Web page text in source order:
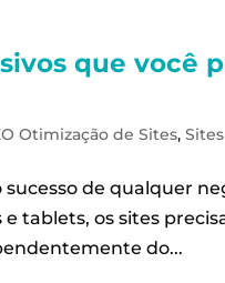
que você
Otimização de Sites,Sites
de qualquer
tablets, os sites
do...